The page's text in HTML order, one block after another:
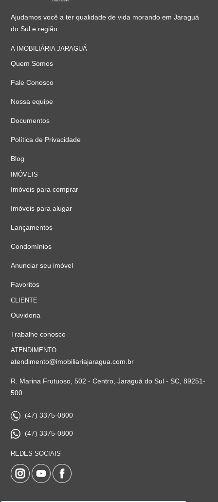
Ajudamos você a ter qualidade de vida morando em Jaraguá
do Sul e região
A IMOBILIÁRIA JARAGUÁ
Quem Somos
Fale Conosco
Nossa equipe
Documentos
Política de Privacidade
Blog
IMÓVEIS
Imóveis para comprar
Imóveis para alugar
Lançamentos
Condomínios
Anunciar seu imóvel
Favoritos
CLIENTE
Ouvidoria
Trabalhe conosco
ATENDIMENTO
atendimento@imobiliariajaragua.com.br
R. Marina Frutuoso, 502 - Centro, Jaraguá do Sul - SC, 89251-
500
(47) 3375-0800
(47) 3375-0800
REDES SOCIAIS